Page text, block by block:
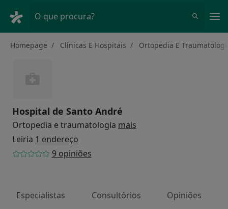
O que procura?
Homepage Clínicas E Hospitais Ortopedia E
Hospital de Santo André
Ortopedia e traumatologia mais
Leiria 1 endereço
9 opiniões
Especialistas Consultórios Opiniões